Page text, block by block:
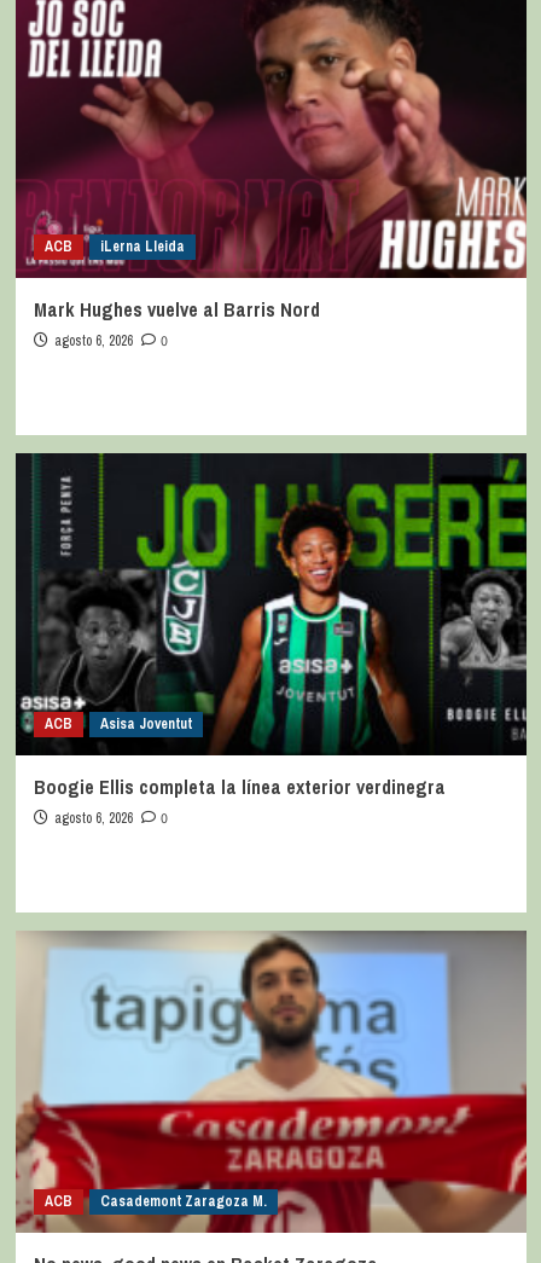
ACB iLerna Lleida
Mark Hughes vuelve al Barris Nord
agosto 6, 2026 0
ACB Asisa Joventut
Boogie Ellis completa la línea exterior verdinegra
agosto 6, 2026 0
ACB Casademont Zaragoza M.